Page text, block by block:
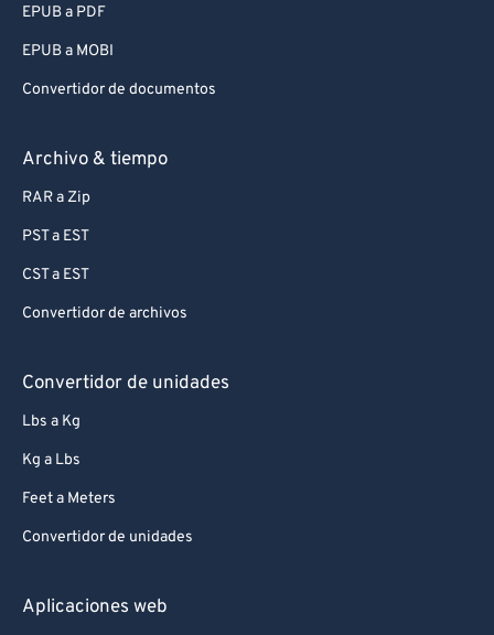
EPUB a PDF
EPUB a MOBI
Convertidor de documentos
Archivo & tiempo
RAR a Zip
PST a EST
CST a EST
Convertidor de archivos
Convertidor de unidades
Lbs a Kg
Kg a Lbs
Feet a Meters
Convertidor de unidades
Aplicaciones web